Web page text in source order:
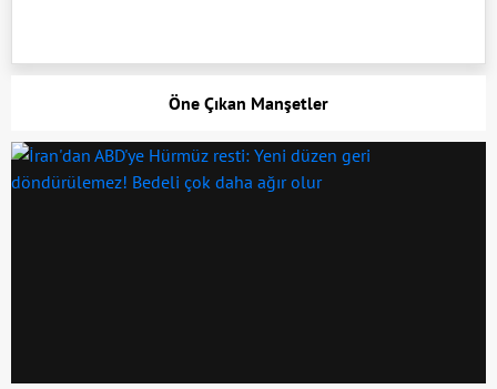
Öne Çıkan Manşetler